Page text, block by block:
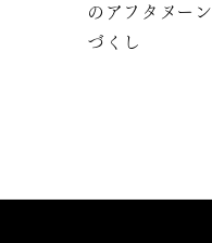
のアフタヌー
づくし